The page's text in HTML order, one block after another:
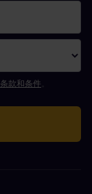
条款和条件